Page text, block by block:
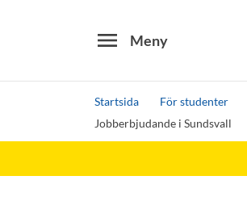
menu Meny
Startsida För studenter
Jobberbjudande i Sundsvall